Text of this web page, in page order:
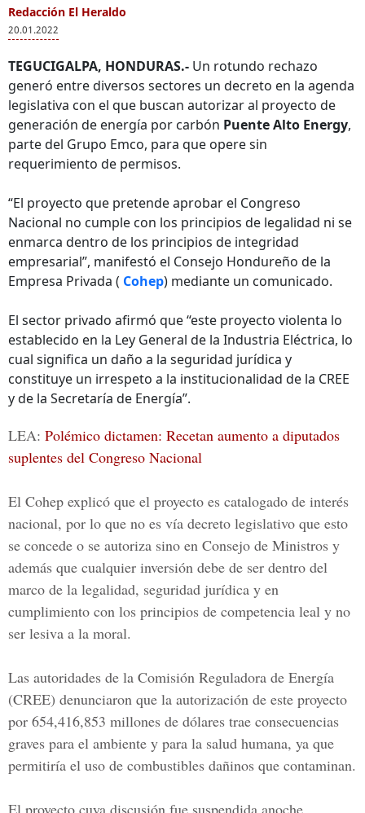
Redacción El Heraldo
20.01.2022
TEGUCIGALPA, HONDURAS.- Un rotundo rechazo
generó entre diversos sectores un decreto en la agenda
legislativa con el que buscan autorizar al proyecto de
generación de energía por carbón Puente Alto Energy,
parte del Grupo Emco, para que opere sin
requerimiento de permisos.
“El proyecto que pretende aprobar el Congreso
Nacional no cumple con los principios de legalidad ni se
enmarca dentro de los principios de integridad
empresarial”, manifestó el Consejo Hondureño de la
Empresa Privada ( Cohep) mediante un comunicado.
El sector privado afirmó que “este proyecto violenta lo
establecido en la Ley General de la Industria Eléctrica, lo
cual significa un daño a la seguridad jurídica y
constituye un irrespeto a la institucionalidad de la CREE
y de la Secretaría de Energía”.
LEA: Polémico dictamen: Recetan aumento a diputados
suplentes del Congreso Nacional
El Cohep explicó que el proyecto es catalogado de interés
nacional, por lo que no es vía decreto legislativo que esto
se concede o se autoriza sino en Consejo de Ministros y
además que cualquier inversión debe de ser dentro del
marco de la legalidad, seguridad jurídica y en
cumplimiento con los principios de competencia leal y no
ser lesiva a la moral.
Las autoridades de la Comisión Reguladora de Energía
(CREE) denunciaron que la autorización de este proyecto
por 654,416,853 millones de dólares trae consecuencias
graves para el ambiente y para la salud humana, ya que
permitiría el uso de combustibles dañinos que contaminan.
El proyecto cuya discusión fue suspendida anoche